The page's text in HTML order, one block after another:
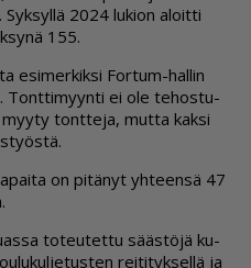
2024 lu­ki­on aloit­ti
155.
esi­mer­kik­si For­tum-hal­lin
Tont­ti­myyn­ti ei ole te­hos­tu­
tont­te­ja, mut­ta kak­si
on pi­tä­nyt yh­teen­sä 47
to­teu­tet­tu sääs­tö­jä ku­
rei­ti­tyk­sel­lä ja